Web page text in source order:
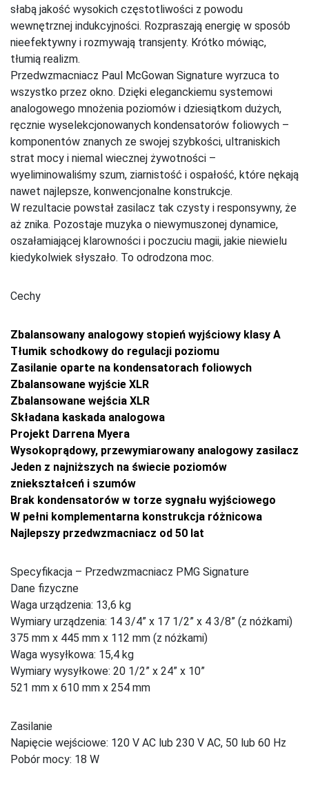
słabą jakość wysokich częstotliwości z powodu
wewnętrznej indukcyjności. Rozpraszają energię w sposób
nieefektywny i rozmywają transjenty. Krótko mówiąc,
tłumią realizm.
Przedwzmacniacz Paul McGowan Signature wyrzuca to
wszystko przez okno. Dzięki eleganckiemu systemowi
analogowego mnożenia poziomów i dziesiątkom dużych,
ręcznie wyselekcjonowanych kondensatorów foliowych –
komponentów znanych ze swojej szybkości, ultraniskich
strat mocy i niemal wiecznej żywotności –
wyeliminowaliśmy szum, ziarnistość i ospałość, które nękają
nawet najlepsze, konwencjonalne konstrukcje.
W rezultacie powstał zasilacz tak czysty i responsywny, że
aż znika. Pozostaje muzyka o niewymuszonej dynamice,
oszałamiającej klarowności i poczuciu magii, jakie niewielu
kiedykolwiek słyszało. To odrodzona moc.
Cechy
Zbalansowany analogowy stopień wyjściowy klasy A
Tłumik schodkowy do regulacji poziomu
Zasilanie oparte na kondensatorach foliowych
Zbalansowane wyjście XLR
Zbalansowane wejścia XLR
Składana kaskada analogowa
Projekt Darrena Myera
Wysokoprądowy, przewymiarowany analogowy zasilacz
Jeden z najniższych na świecie poziomów
zniekształceń i szumów
Brak kondensatorów w torze sygnału wyjściowego
W pełni komplementarna konstrukcja różnicowa
Najlepszy przedwzmacniacz od 50 lat
Specyfikacja – Przedwzmacniacz PMG Signature
Dane fizyczne
Waga urządzenia: 13,6 kg
Wymiary urządzenia: 14 3/4” x 17 1/2” x 4 3/8” (z nóżkami)
375 mm x 445 mm x 112 mm (z nóżkami)
Waga wysyłkowa: 15,4 kg
Wymiary wysyłkowe: 20 1/2” x 24” x 10”
521 mm x 610 mm x 254 mm
Zasilanie
Napięcie wejściowe: 120 V AC lub 230 V AC, 50 lub 60 Hz
Pobór mocy: 18 W